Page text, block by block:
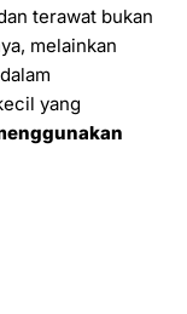
terawat bukan
melainkan
yang